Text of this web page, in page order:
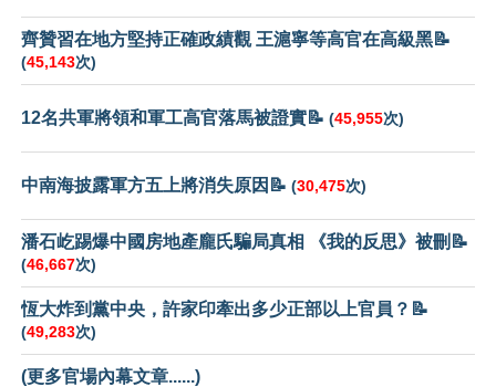
齊贊習在地方堅持正確政績觀 王滬寧等高官在高級黑📝
(45,143次)
12名共軍將領和軍工高官落馬被證實📝 (45,955次)
中南海披露軍方五上將消失原因📝 (30,475次)
潘石屹踢爆中國房地產龐氏騙局真相 《我的反思》被刪📝
(46,667次)
恆大炸到黨中央，許家印牽出多少正部以上官員？📝
(49,283次)
(更多官場內幕文章......)